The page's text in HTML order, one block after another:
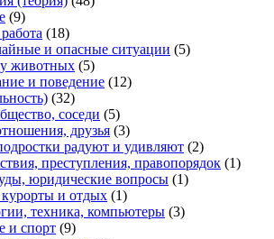
(9)
(18)
и опасные ситуации (5)
животных (5)
и поведение (12)
(32)
соседи (5)
друзья (3)
радуют и удивляют (2)
преступления, правопорядок (1)
юридические вопросы (1)
и отдых (1)
техника, компьютеры (3)
и спорт (9)